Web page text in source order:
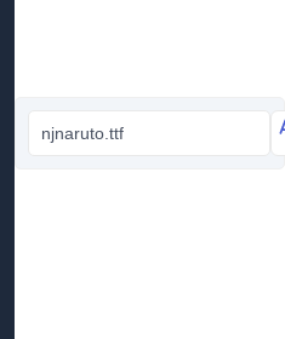
njnaruto.ttf